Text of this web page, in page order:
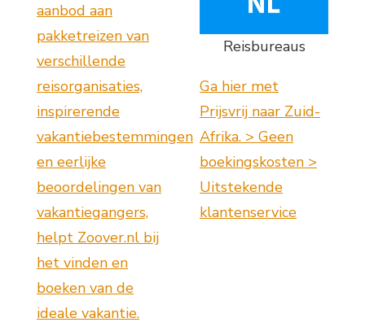
aanbod aan
pakketreizen van
verschillende
reisorganisaties,
inspirerende
vakantiebestemmingen
en eerlijke
beoordelingen van
vakantiegangers,
helpt Zoover.nl bij
het vinden en
boeken van de
ideale vakantie.
Reisbureaus
Ga hier met
Prijsvrij naar Zuid-
Afrika. > Geen
boekingskosten >
Uitstekende
klantenservice